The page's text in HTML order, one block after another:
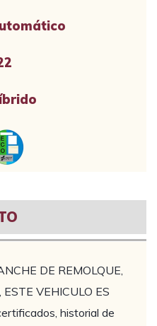
DE REMOLQUE,
VEHICULO ES
historial de